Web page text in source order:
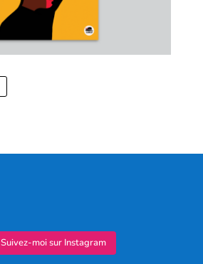
Suivez-moi sur Instagram